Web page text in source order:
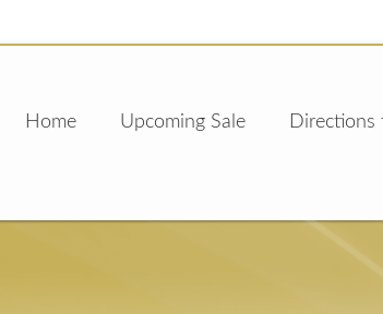
Home Upcoming Sale Directions